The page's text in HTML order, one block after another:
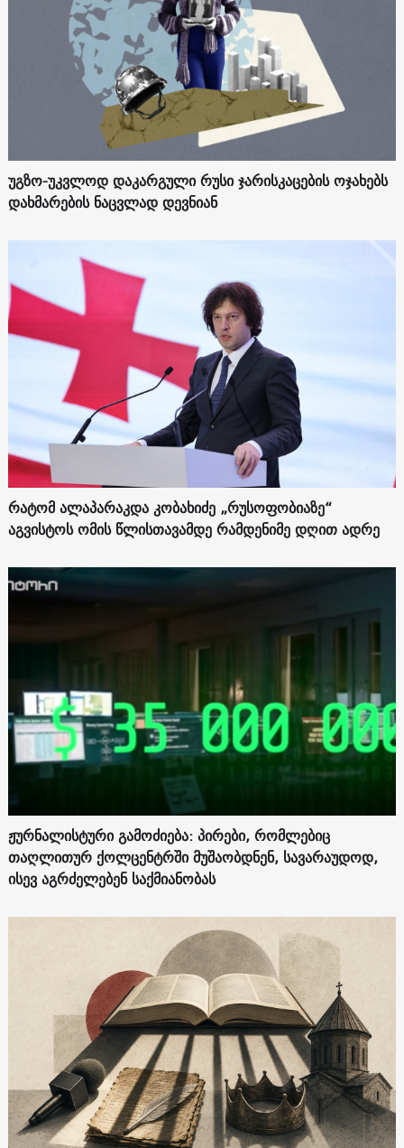
უგზო-უკვლოდ დაკარგული რუსი ჯარისკაცების ოჯახებს
დახმარების ნაცვლად დევნიან
რატომ ალაპარაკდა კობახიძე „რუსოფობიაზე“
აგვისტოს ომის წლისთავამდე რამდენიმე დღით ადრე
ჟურნალისტური გამოძიება: პირები, რომლებიც
თაღლითურ ქოლცენტრში მუშაობდნენ, სავარაუდოდ,
ისევ აგრძელებენ საქმიანობას